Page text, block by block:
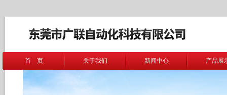
首 页 关于我们 新闻中心 产品展